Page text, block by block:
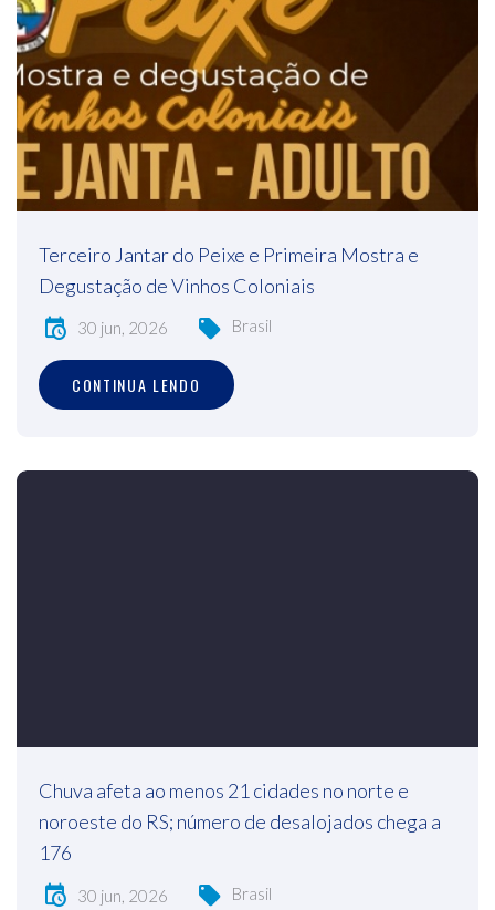
Terceiro Jantar do Peixe e Primeira Mostra e
Degustação de Vinhos Coloniais
30 jun, 2026 Brasil
CONTINUA LENDO
Chuva afeta ao menos 21 cidades no norte e
noroeste do RS; número de desalojados chega a
176
30 jun, 2026 Brasil